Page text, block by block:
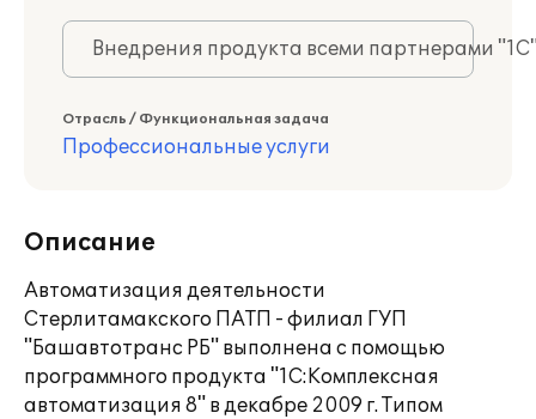
Внедрения продукта всеми партнерами
Отрасль / Функциональная задача
Профессиональные услуги
Описание
Автоматизация деятельности
Стерлитамакского ПАТП - филиал ГУП
"Башавтотранс РБ" выполнена с помощью
программного продукта "1С:Комплексная
автоматизация 8" в декабре 2009 г. Типом